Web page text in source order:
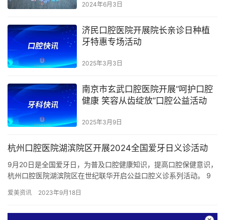
2024年6月3日
济民口腔医院开展院长亲诊日种植
牙特惠专场活动
2025年3月3日
南京市玄武口腔医院开展“呵护口腔
健康 笑容从齿绽放”口腔公益活动
2025年3月9日
杭州口腔医院湖滨院区开展2024全国爱牙日义诊活动
9月20日是全国爱牙日，为普及口腔健康知识，提高口腔保健意识，
杭州口腔医院湖滨院区在世纪联华开启公益口腔义诊系列活动。 9
爱美资讯 2023年9月18日